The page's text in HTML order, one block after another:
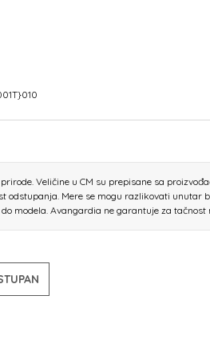
Veličine u CM su prepisane sa
odstupanja. Mere se mogu razlikovati unutar
modela. Avangardia ne garantuje za tačnost